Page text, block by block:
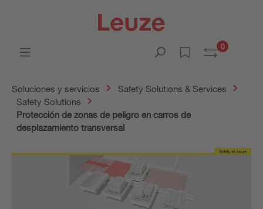
0
Soluciones y servicios
Safety Solutions & Services
Safety Solutions
Protección de zonas de peligro en carros de
desplazamiento transversal